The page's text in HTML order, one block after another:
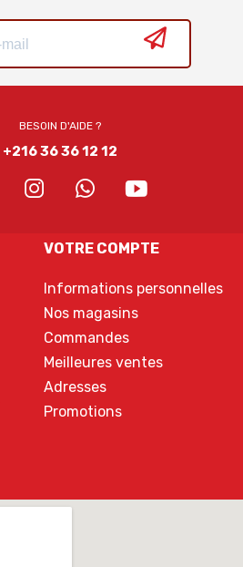
BESOIN D'AIDE ?
+216 36 36 12 12
VOTRE COMPTE
Informations personnelles
Nos magasins
Commandes
Meilleures ventes
Adresses
Promotions